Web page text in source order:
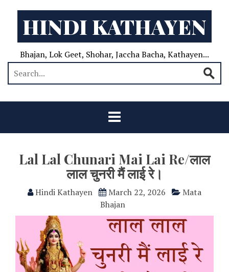
HINDI KATHAYEN
Bhajan, Lok Geet, Shohar, Jaccha Bacha, Kathayen...
Lal Lal Chunari Mai Lai Re/लाल
लाल चुनरी मैं लाई रे।
Hindi Kathayen March 22, 2026
Mata
Bhajan